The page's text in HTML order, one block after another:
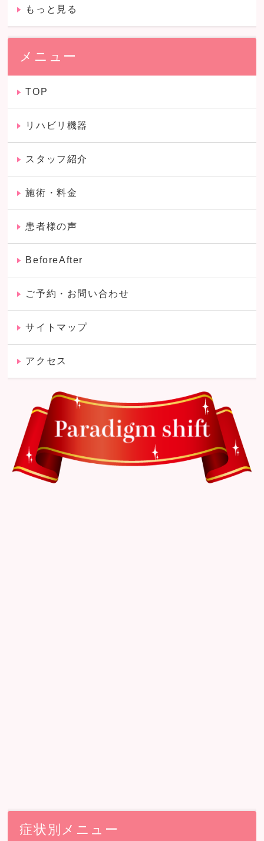
もっと見る
メニュー
TOP
リハビリ機器
スタッフ紹介
施術・料金
患者様の声
BeforeAfter
ご予約・お問い合わせ
サイトマップ
アクセス
症状別メニュー